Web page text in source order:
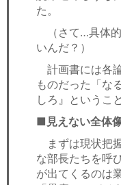
た。
（さて…具体的
いんだ？）
計画書には各
ものだった「な
しろ』というこ
■見えない全体
まずは現状把
な部長たちを呼
が出てくるのは